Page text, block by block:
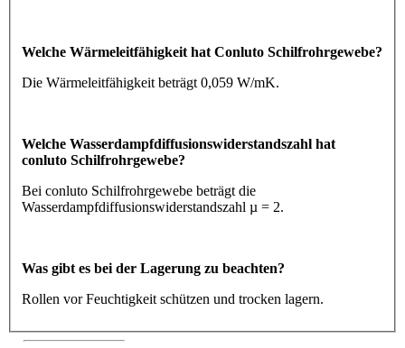
Welche Wärmeleitfähigkeit hat Conluto Schilfrohrgewebe?
Die Wärmeleitfähigkeit beträgt 0,059 W/mK.
Welche Wasserdampfdiffusionswiderstandszahl hat
conluto Schilfrohrgewebe?
Bei conluto Schilfrohrgewebe beträgt die
Wasserdampfdiffusionswiderstandszahl µ = 2.
Was gibt es bei der Lagerung zu beachten?
Rollen vor Feuchtigkeit schützen und trocken lagern.